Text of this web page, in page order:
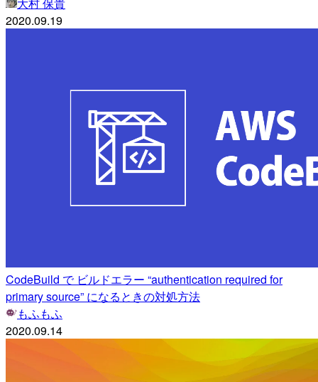
2020.09.19
CodeBuild で ビルドエラー “authentication required for
primary source” になるときの対処方法
もふもふ
2020.09.14